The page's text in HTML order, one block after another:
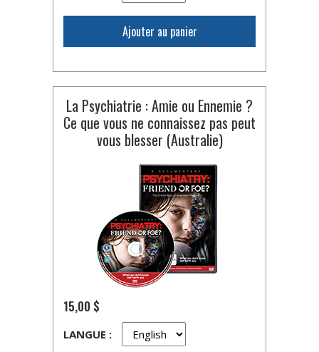
Ajouter au panier
La Psychiatrie : Amie ou Ennemie ?
Ce que vous ne connaissez pas peut
vous blesser (Australie)
15,00 $
LANGUE :